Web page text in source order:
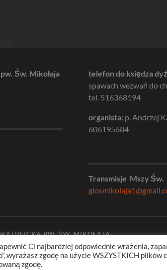
Św. Mikołaja telefon do księdza
spawach wezwań do
tel. 516368194
organista: p. Andrzej
606195684
Transmisje Mszy Św.
PW. ŚW. MIKOŁAJA
Ci najbardziej odpowiednie wrażenia,
wyrażasz zgodę na użycie WSZYSTKICH plików
zgodę.